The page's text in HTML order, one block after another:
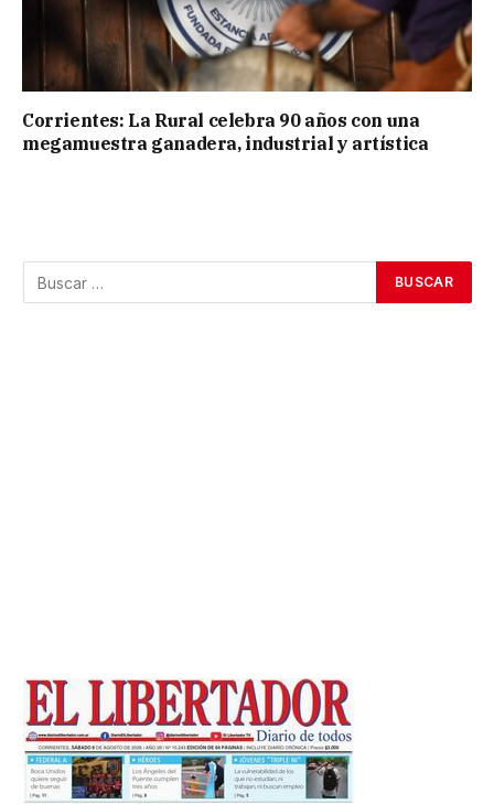
Corrientes: La Rural celebra 90 años con una
megamuestra ganadera, industrial y artística